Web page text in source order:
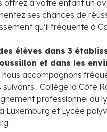
offrez à votre enfant un
ses chances de
qu’il fréquente à
élèves dans 3
et dans les
nous accompagnons
: Collège la Côte
professionnel du
Luxemburg et Lycée